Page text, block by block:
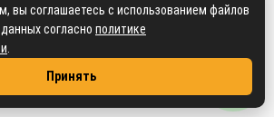
вы соглашаетесь с использованием файлов
согласно политике
Принять